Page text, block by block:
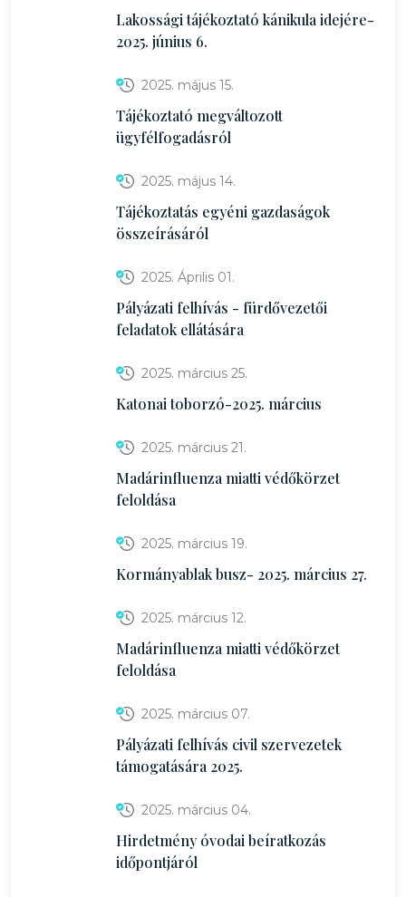
Lakossági tájékoztató kánikula idejére-
2025. június 6.
2025. május 15.
Tájékoztató megváltozott
ügyfélfogadásról
2025. május 14.
Tájékoztatás egyéni gazdaságok
összeírásáról
2025. Április 01.
Pályázati felhívás - fürdővezetői
feladatok ellátására
2025. március 25.
Katonai toborzó-2025. március
2025. március 21.
Madárinfluenza miatti védőkörzet
feloldása
2025. március 19.
Kormányablak busz- 2025. március 27.
2025. március 12.
Madárinfluenza miatti védőkörzet
feloldása
2025. március 07.
Pályázati felhívás civil szervezetek
támogatására 2025.
2025. március 04.
Hirdetmény óvodai beíratkozás
időpontjáról